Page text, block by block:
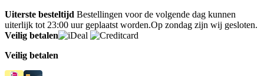
Uiterste besteltijd Bestellingen voor de volgende dag kunnen
uiterlijk tot 23:00 uur geplaatst worden.Op zondag zijn wij gesloten.
Veilig betalen
Veilig betalen